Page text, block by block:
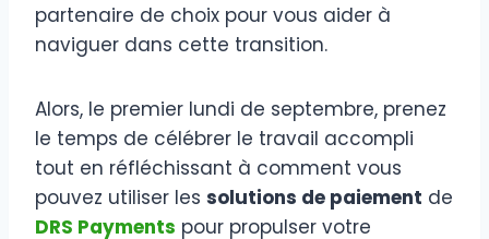
partenaire de choix pour vous aider à
naviguer dans cette transition.
Alors, le premier lundi de septembre, prenez
le temps de célébrer le travail accompli
tout en réfléchissant à comment vous
pouvez utiliser les solutions de paiement de
DRS Payments pour propulser votre